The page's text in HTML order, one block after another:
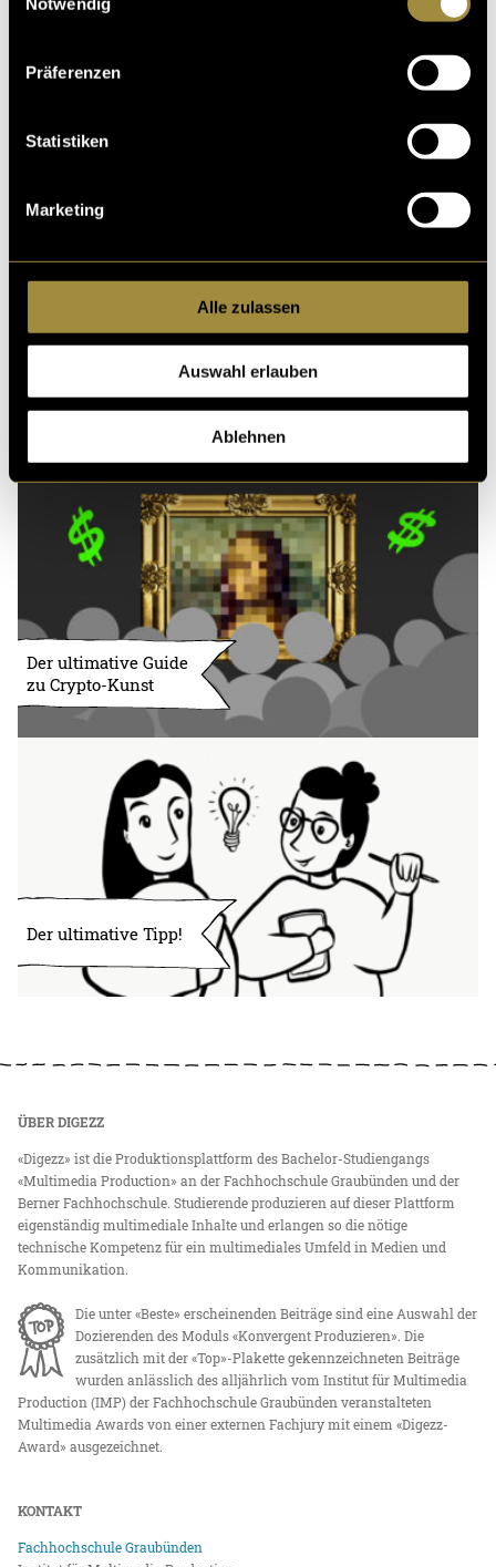
Präferenzen
Statistiken
Marketing
Alle zulassen
Auswahl erlauben
Ablehnen
Kritik
Der ultimative Guide
zu Crypto-Kunst
Der ultimative Tipp!
ÜBER DIGEZZ
«Digezz» ist die Produktionsplattform des Bachelor-Studiengangs
«Multimedia Production» an der Fachhochschule Graubünden und der
Berner Fachhochschule. Studierende produzieren auf dieser Plattform
eigenständig multimediale Inhalte und erlangen so die nötige
technische Kompetenz für ein multimediales Umfeld in Medien und
Kommunikation.
Die unter «Beste» erscheinenden Beiträge sind eine Auswahl der
Dozierenden des Moduls «Konvergent Produzieren». Die
zusätzlich mit der «Top»-Plakette gekennzeichneten Beiträge
wurden anlässlich des alljährlich vom Institut für Multimedia
Production (IMP) der Fachhochschule Graubünden veranstalteten
Multimedia Awards von einer externen Fachjury mit einem «Digezz-
Award» ausgezeichnet.
KONTAKT
Fachhochschule Graubünden